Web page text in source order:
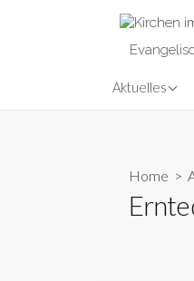
Aktuelles
Predigt
Home >